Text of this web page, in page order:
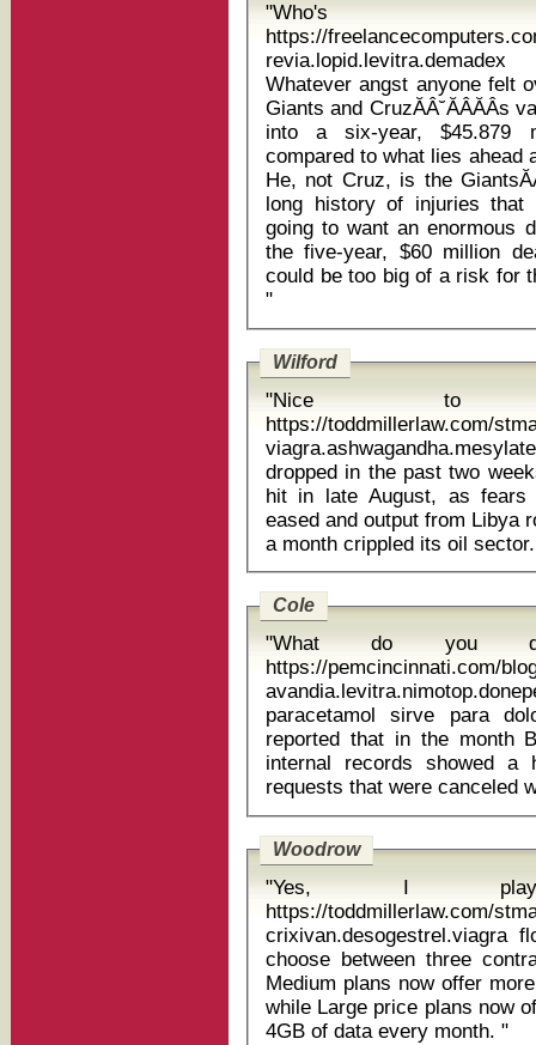
"Who's
https://
Whatever angst anyone felt
Giants and
into a six-year, $45.879
compared to what lies ahead
He, not Cruz, is the
long history of injuries that
going to want an enormous
the five-year, $60 million deal
could be too big of a risk for
"
Wilford
"Nice to
https://toddmillerlaw.com/
viagra.ashwagandha.mesylate
dropped in the past two
hit in late August, as
eased and output from Libya
Cole
"What do you
https://pemcincinnati.com/
paracetamol sirve para dolor de
reported that in the month
internal records showed
Woodrow
"Yes, I
https://toddmillerlaw.com/
crixivan.desogestrel.viagra flovent
choose between three
Medium plans now offer
while Large price plans now
4GB of data every month. "